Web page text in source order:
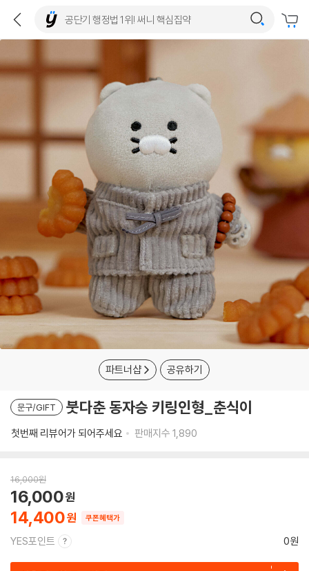
파트너샵 공유하기
문구/GIFT 붓다춘 동자승 키링인형_춘식이
첫번째 리뷰어가 되어주세요 판매지수 1,890
16,000원
14,400
16,000
쿠폰혜택가
YES포인트 0원